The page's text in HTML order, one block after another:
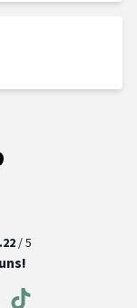
/ 5